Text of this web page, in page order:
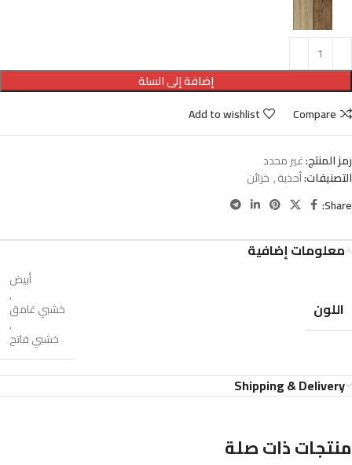
إضافة إلى السلة
Compare
Add to wishlist
رمز المنتج:غير محدد
التصنيفات:أحذية, خزائن
Share:
معلومات إضافية
اللون
أبيض
,
خشبي غامق
,
خشبي فاتح
Shipping & Delivery
منتجات ذات صلة